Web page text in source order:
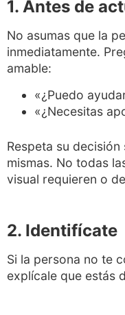
1. Antes de
No asumas que la
inmediatamente.
amable:
«¿Puedo
«¿Necesitas
Respeta su
mismas. No todas
visual requieren o
2. Identifícate
Si la persona no te
explícale que estás